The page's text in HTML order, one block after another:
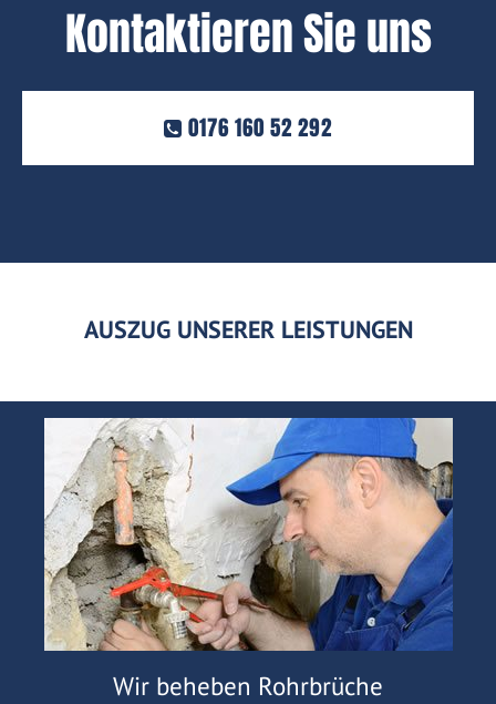
Kontaktieren Sie uns
0176 160 52 292
AUSZUG UNSERER LEISTUNGEN
Wir beheben Rohrbrüche